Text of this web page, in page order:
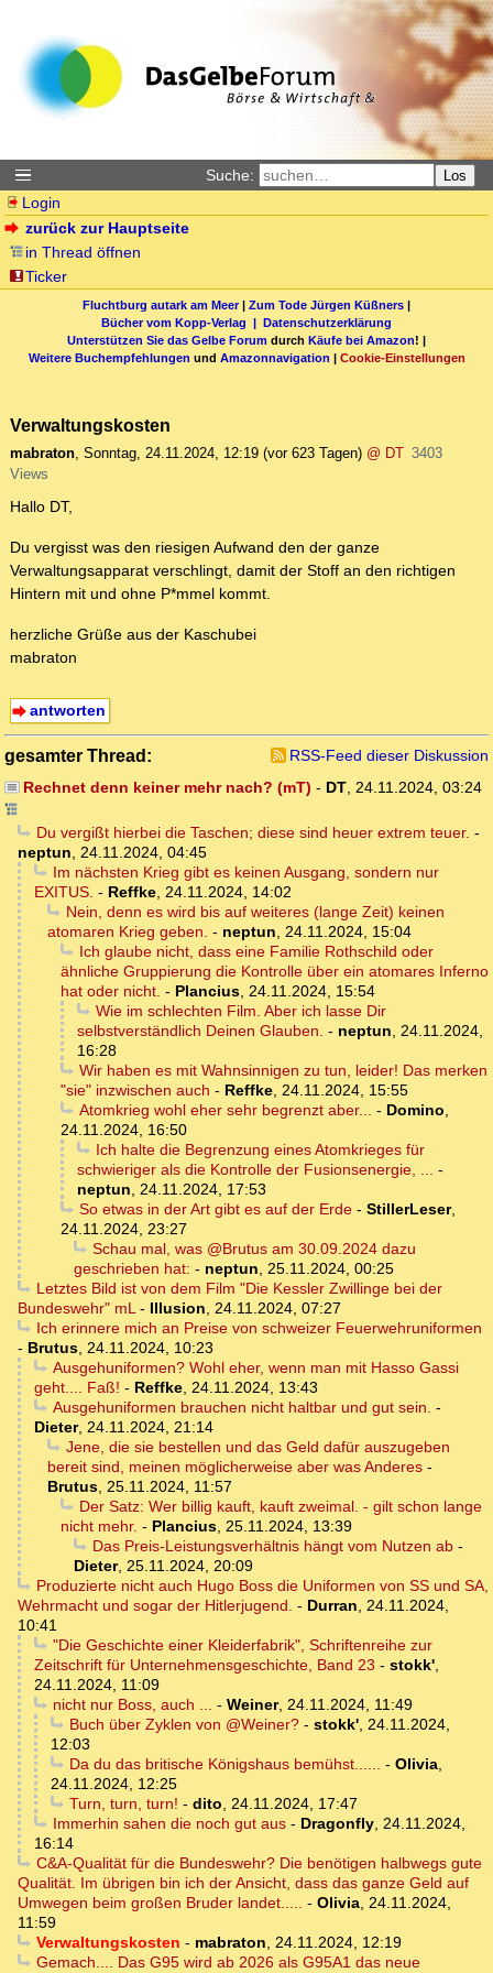
Suche: Los
Login
zurück zur Hauptseite
in Thread öffnen
Ticker
Fluchtburg autark am Meer| Zum Tode Jürgen Küßners |
Bücher vom Kopp-Verlag | Datenschutzerklärung
Unterstützen Sie das Gelbe Forum durch Käufe bei Amazon! |
Weitere Buchempfehlungen und Amazonnavigation | Cookie-Einstellungen
Verwaltungskosten
mabraton, Sonntag, 24.11.2024, 12:19 (vor 623 Tagen) @ DT 3403
Views
Hallo DT,
Du vergisst was den riesigen Aufwand den der ganze
Verwaltungsapparat verschlingt, damit der Stoff an den richtigen
Hintern mit und ohne P*mmel kommt.
herzliche Grüße aus der Kaschubei
mabraton
antworten
gesamter Thread:
RSS-Feed dieser Diskussion
Rechnet denn keiner mehr nach? (mT) - DT, 24.11.2024, 03:24
Du vergißt hierbei die Taschen; diese sind heuer extrem teuer. -
neptun, 24.11.2024, 04:45
Im nächsten Krieg gibt es keinen Ausgang, sondern nur
EXITUS. - Reffke, 24.11.2024, 14:02
Nein, denn es wird bis auf weiteres (lange Zeit) keinen
atomaren Krieg geben. - neptun, 24.11.2024, 15:04
Ich glaube nicht, dass eine Familie Rothschild oder
ähnliche Gruppierung die Kontrolle über ein atomares Inferno
hat oder nicht. - Plancius, 24.11.2024, 15:54
Wie im schlechten Film. Aber ich lasse Dir
selbstverständlich Deinen Glauben. - neptun, 24.11.2024,
16:28
Wir haben es mit Wahnsinnigen zu tun, leider! Das merken
"sie" inzwischen auch - Reffke, 24.11.2024, 15:55
Atomkrieg wohl eher sehr begrenzt aber... - Domino,
24.11.2024, 16:50
Ich halte die Begrenzung eines Atomkrieges für
schwieriger als die Kontrolle der Fusionsenergie, ... -
neptun, 24.11.2024, 17:53
So etwas in der Art gibt es auf der Erde- StillerLeser,
24.11.2024, 23:27
Schau mal, was @Brutus am 30.09.2024 dazu
geschrieben hat: - neptun, 25.11.2024, 00:25
Letztes Bild ist von dem Film "Die Kessler Zwillinge bei der
Bundeswehr" mL- Illusion, 24.11.2024, 07:27
Ich erinnere mich an Preise von schweizer Feuerwehruniformen
- Brutus, 24.11.2024, 10:23
Ausgehuniformen? Wohl eher, wenn man mit Hasso Gassi
geht.... Faß! - Reffke, 24.11.2024, 13:43
Ausgehuniformen brauchen nicht haltbar und gut sein. -
Dieter, 24.11.2024, 21:14
Jene, die sie bestellen und das Geld dafür auszugeben
bereit sind, meinen möglicherweise aber was Anderes -
Brutus, 25.11.2024, 11:57
Der Satz: Wer billig kauft, kauft zweimal. - gilt schon lange
nicht mehr. - Plancius, 25.11.2024, 13:39
Das Preis-Leistungsverhältnis hängt vom Nutzen ab-
Dieter, 25.11.2024, 20:09
Produzierte nicht auch Hugo Boss die Uniformen von SS und SA,
Wehrmacht und sogar der Hitlerjugend. - Durran, 24.11.2024,
10:41
"Die Geschichte einer Kleiderfabrik", Schriftenreihe zur
Zeitschrift für Unternehmensgeschichte, Band 23 - stokk',
24.11.2024, 11:09
nicht nur Boss, auch ... - Weiner, 24.11.2024, 11:49
Buch über Zyklen von @Weiner?- stokk', 24.11.2024,
12:03
Da du das britische Königshaus bemühst...... - Olivia,
24.11.2024, 12:25
Turn, turn, turn! - dito, 24.11.2024, 17:47
Immerhin sahen die noch gut aus- Dragonfly, 24.11.2024,
16:14
C&A-Qualität für die Bundeswehr? Die benötigen halbwegs gute
Qualität. Im übrigen bin ich der Ansicht, dass das ganze Geld auf
Umwegen beim großen Bruder landet..... - Olivia, 24.11.2024,
11:59
Verwaltungskosten - mabraton, 24.11.2024, 12:19
Gemach.... Das G95 wird ab 2026 als G95A1 das neue